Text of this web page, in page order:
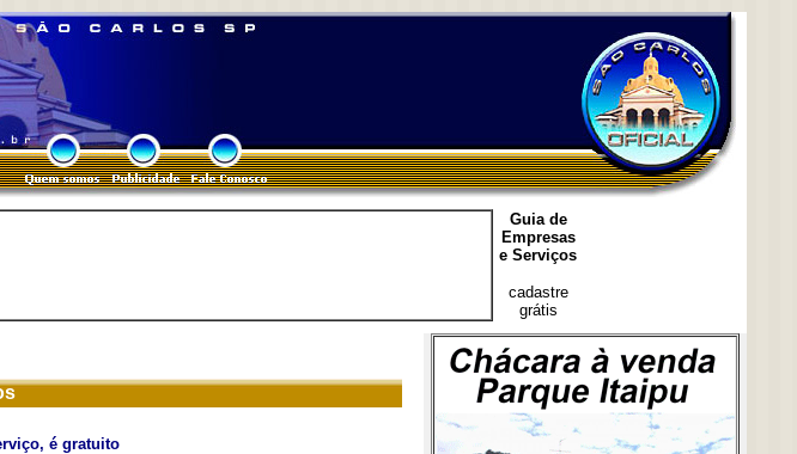
Guia de
Empresas
e Serviços
cadastre
grátis
é gratuito